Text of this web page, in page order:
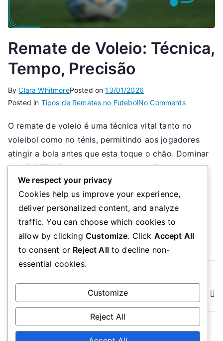
Remate de Voleio: Técnica,
Tempo, Precisão
ByClara WhitmorePosted on13/01/2026
Posted in Tipos de Remates no FutebolNo Commentson
de
Voleio:
Técnica,
Tempo,
O remate de voleio é uma técnica vital tanto no
voleibol como no ténis, permitindo aos jogadores
atingir a bola antes que esta toque o chão. Dominar
esta habilidade requer um tempo preciso,
posicionamento do corpo e movimentação dos pés
para garantir precisão e manter pressão ofensiva
durante o jogo. Executar um voleio de forma […]
Read More
Posts
navigation
We respect your privacy
Cookies help us improve your experience,
deliver personalized content, and analyze
traffic. You can choose which cookies to
allow by clicking Customize. Click Accept All
to consent or Reject Allto decline non-
essential cookies.
Customize
Reject All